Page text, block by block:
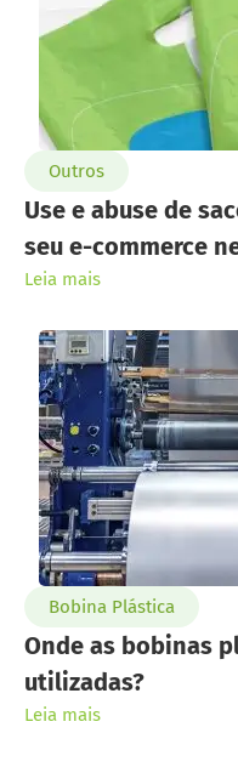
Outros
Use e abuse de
seu e-commerce
Leia mais
Bobina Plástica
Onde as bobinas
utilizadas?
Leia mais